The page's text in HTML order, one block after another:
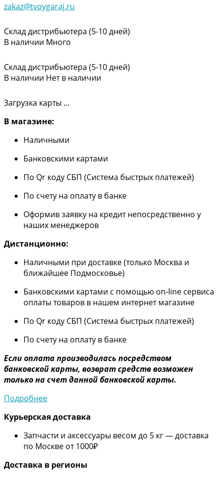
zakaz@tvoygaraj.ru
Склад дистрибьютера (5-10 дней)
В наличии Много
Склад дистрибьютера (5-10 дней)
В наличии Нет в наличии
Загрузка карты ...
В магазине:
Наличными
Банковскими картами
По Qr коду СБП (Система быстрых платежей)
По счету на оплату в банке
Оформив заявку на кредит непосредственно у
наших менеджеров
Дистанционно:
Наличными при доставке (только Москва и
ближайшее Подмосковье)
Банковскими картами с помощью on-line сервиса
оплаты товаров в нашем интернет магазине
По Qr коду СБП (Система быстрых платежей)
По счету на оплату в банке
Если оплата производилась посредством
банковской карты, возврат средств возможен
только на счет данной банковской карты.
Подробнее
Курьерская доставка
Запчасти и аксессуары весом до 5 кг — доставка
по Москве от 1000₽
Доставка в регионы